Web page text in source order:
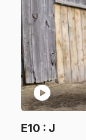
play_circle
E10 : J